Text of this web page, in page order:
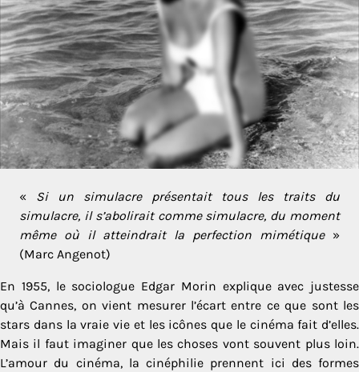
« Si un simulacre présentait tous les traits du
simulacre, il s’abolirait comme simulacre, du moment
même où il atteindrait la perfection mimétique»
(Marc Angenot)
En 1955, le sociologue Edgar Morin explique avec justesse
qu’à Cannes, on vient mesurer l’écart entre ce que sont les
stars dans la vraie vie et les icônes que le cinéma fait d’elles.
Mais il faut imaginer que les choses vont souvent plus loin.
L’amour du cinéma, la cinéphilie prennent ici des formes